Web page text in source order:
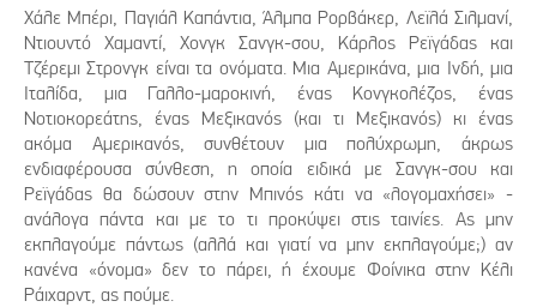
Χάλε Μπέρι, Παγιάλ Καπάντια, Άλμπα Ρορβάκερ, Λεϊλά Σιλμανί,
Ντιουντό Χαμαντί, Χονγκ Σανγκ-σου, Κάρλος Ρεϊγάδας και
Τζέρεμι Στρονγκ είναι τα ονόματα. Μια Αμερικάνα, μια Ινδή, μια
Ιταλίδα, μια Γαλλο-μαροκινή, ένας Κονγκολέζος, ένας
Νοτιοκορεάτης, ένας Μεξικανός (και τι Μεξικανός) κι ένας
ακόμα Αμερικανός, συνθέτουν μια πολύχρωμη, άκρως
ενδιαφέρουσα σύνθεση, η οποία ειδικά με Σανγκ-σου και
Ρεϊγάδας θα δώσουν στην Μπινός κάτι να «λογομαχήσει» -
ανάλογα πάντα και με το τι προκύψει στις ταινίες. Ας μην
εκπλαγούμε πάντως (αλλά και γιατί να μην εκπλαγούμε;) αν
κανένα «όνομα» δεν το πάρει, ή έχουμε Φοίνικα στην Κέλι
Ράιχαρντ, ας πούμε.